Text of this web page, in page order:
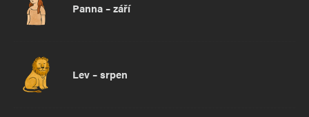
Panna – září
Lev – srpen